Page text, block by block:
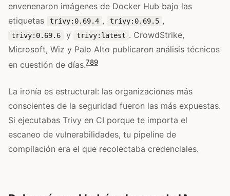
envenenaron imágenes de Docker Hub bajo las
etiquetas
trivy:0.69.4 , trivy:0.69.5 ,
trivy:0.69.6 y trivy:latest . CrowdStrike,
Microsoft, Wiz y Palo Alto publicaron análisis técnicos
en cuestión de días.789
La ironía es estructural: las organizaciones más
conscientes de la seguridad fueron las más expuestas.
Si ejecutabas Trivy en CI porque te importa el
escaneo de vulnerabilidades, tu pipeline de
compilación era el que recolectaba credenciales.